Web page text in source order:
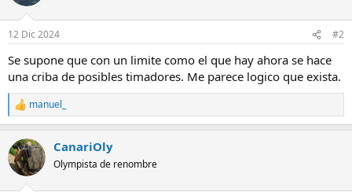
m
a
12 Dic 2024 #2
Se supone que con un limite como el que hay ahora se hace
una criba de posibles timadores. Me parece logico que exista.
R
e
c
c
i
manuel_
CanariOly
Olympista de renombre